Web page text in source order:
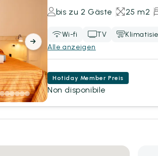
bis zu 2 Gäste 25 m2
Wi-fi TV
Alle anzeigen
Hotiday Member Preis
Non disponibile